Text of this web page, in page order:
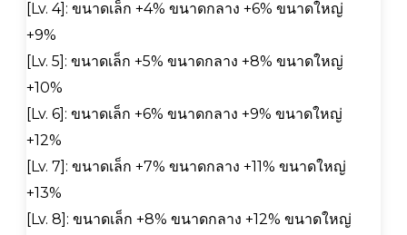
[Lv. 4]: ขนาดเล็ก +4% ขนาดกลาง +6% ขนาดใหญ่
+9%
[Lv. 5]: ขนาดเล็ก +5% ขนาดกลาง +8% ขนาดใหญ่
+10%
[Lv. 6]: ขนาดเล็ก +6% ขนาดกลาง +9% ขนาดใหญ่
+12%
[Lv. 7]: ขนาดเล็ก +7% ขนาดกลาง +11% ขนาดใหญ่
+13%
[Lv. 8]: ขนาดเล็ก +8% ขนาดกลาง +12% ขนาดใหญ่